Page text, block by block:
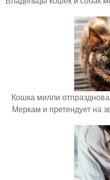
Кошка милли
Меркам и претендует на